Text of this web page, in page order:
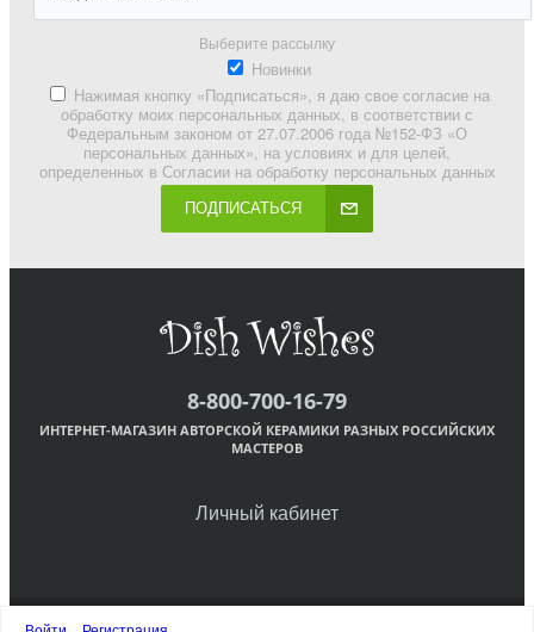
Выберите рассылку
Новинки
Нажимая кнопку «Подписаться», я даю свое согласие на
обработку моих персональных данных, в соответствии с
Федеральным законом от 27.07.2006 года №152-ФЗ «О
персональных данных», на условиях и для целей,
определенных в Согласии на обработку персональных данных
ПОДПИСАТЬСЯ
8-800-700-16-79
ИНТЕРНЕТ-МАГАЗИН АВТОРСКОЙ КЕРАМИКИ РАЗНЫХ РОССИЙСКИХ
МАСТЕРОВ
Личный кабинет